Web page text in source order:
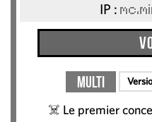
IP :
Multi
☠️ Le premier